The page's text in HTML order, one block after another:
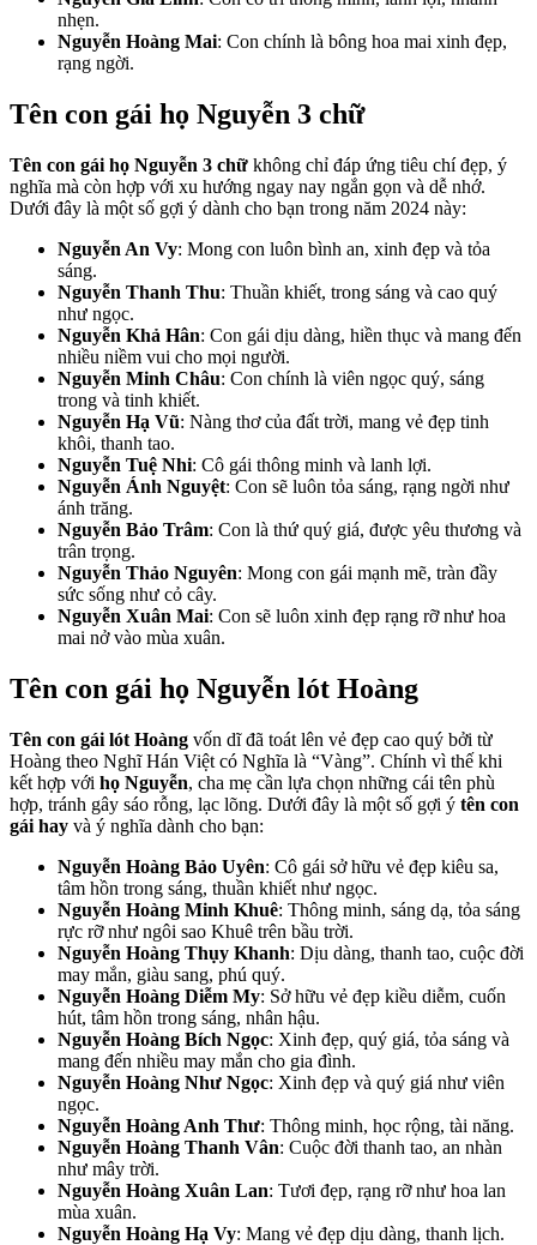
nhẹn.
Nguyễn Hoàng Mai: Con chính là bông hoa mai xinh đẹp,
rạng ngời.
Tên con gái họ Nguyễn 3 chữ
Tên con gái họ Nguyễn 3 chữ không chỉ đáp ứng tiêu chí đẹp, ý
nghĩa mà còn hợp với xu hướng ngay nay ngắn gọn và dễ nhớ.
Dưới đây là một số gợi ý dành cho bạn trong năm 2024 này:
Nguyễn An Vy: Mong con luôn bình an, xinh đẹp và tỏa
sáng.
Nguyễn Thanh Thu: Thuần khiết, trong sáng và cao quý
như ngọc.
Nguyễn Khả Hân: Con gái dịu dàng, hiền thục và mang đến
nhiều niềm vui cho mọi người.
Nguyễn Minh Châu: Con chính là viên ngọc quý, sáng
trong và tinh khiết.
Nguyễn Hạ Vũ: Nàng thơ của đất trời, mang vẻ đẹp tinh
khôi, thanh tao.
Nguyễn Tuệ Nhi: Cô gái thông minh và lanh lợi.
Nguyễn Ánh Nguyệt: Con sẽ luôn tỏa sáng, rạng ngời như
ánh trăng.
Nguyễn Bảo Trâm: Con là thứ quý giá, được yêu thương và
trân trọng.
Nguyễn Thảo Nguyên: Mong con gái mạnh mẽ, tràn đầy
sức sống như cỏ cây.
Nguyễn Xuân Mai: Con sẽ luôn xinh đẹp rạng rỡ như hoa
mai nở vào mùa xuân.
Tên con gái họ Nguyễn lót Hoàng
Tên con gái lót Hoàng vốn dĩ đã toát lên vẻ đẹp cao quý bởi từ
Hoàng theo Nghĩ Hán Việt có Nghĩa là “Vàng”. Chính vì thế khi
kết hợp với họ Nguyễn, cha mẹ cần lựa chọn những cái tên phù
hợp, tránh gây sáo rỗng, lạc lõng. Dưới đây là một số gợi ý tên con
gái hay và ý nghĩa dành cho bạn:
Nguyễn Hoàng Bảo Uyên: Cô gái sở hữu vẻ đẹp kiêu sa,
tâm hồn trong sáng, thuần khiết như ngọc.
Nguyễn Hoàng Minh Khuê: Thông minh, sáng dạ, tỏa sáng
rực rỡ như ngôi sao Khuê trên bầu trời.
Nguyễn Hoàng Thụy Khanh: Dịu dàng, thanh tao, cuộc đời
may mắn, giàu sang, phú quý.
Nguyễn Hoàng Diễm My: Sở hữu vẻ đẹp kiều diễm, cuốn
hút, tâm hồn trong sáng, nhân hậu.
Nguyễn Hoàng Bích Ngọc: Xinh đẹp, quý giá, tỏa sáng và
mang đến nhiều may mắn cho gia đình.
Nguyễn Hoàng Như Ngọc: Xinh đẹp và quý giá như viên
ngọc.
Nguyễn Hoàng Anh Thư: Thông minh, học rộng, tài năng.
Nguyễn Hoàng Thanh Vân: Cuộc đời thanh tao, an nhàn
như mây trời.
Nguyễn Hoàng Xuân Lan: Tươi đẹp, rạng rỡ như hoa lan
mùa xuân.
Nguyễn Hoàng Hạ Vy: Mang vẻ đẹp dịu dàng, thanh lịch.